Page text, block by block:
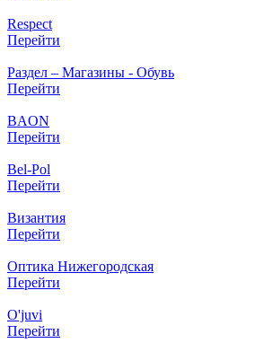
Respect
Перейти
Раздел – Магазины - Обувь
Перейти
BAON
Перейти
Bel-Pol
Перейти
Византия
Перейти
Оптика Нижегородская
Перейти
O'juvi
Перейти